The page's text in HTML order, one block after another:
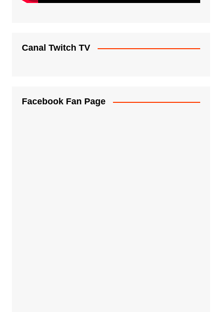
Canal Twitch TV
Facebook Fan Page